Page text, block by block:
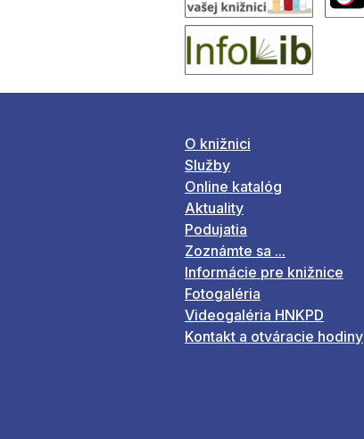
O knižnici
Služby
Online katalóg
Aktuality
Podujatia
Zoznámte sa ...
Informácie pre knižnice
Fotogaléria
Videogaléria HNKPD
Kontakt a otváracie hodiny